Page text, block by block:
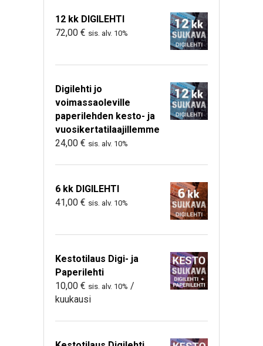
12 kk DIGILEHTI
72,00 € sis. alv. 10%
Digilehti jo
voimassaoleville
paperilehden kesto- ja
vuosikertatilaajillemme
24,00 € sis. alv. 10%
6 kk DIGILEHTI
41,00 € sis. alv. 10%
Kestotilaus Digi- ja
Paperilehti
10,00 € sis. alv. 10% /
kuukausi